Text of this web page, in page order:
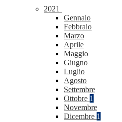
2021
Gennaio
Febbraio
Marzo
Aprile
Maggio
Giugno
Luglio
Agosto
Settembre
Ottobre 1
Novembre
Dicembre 1